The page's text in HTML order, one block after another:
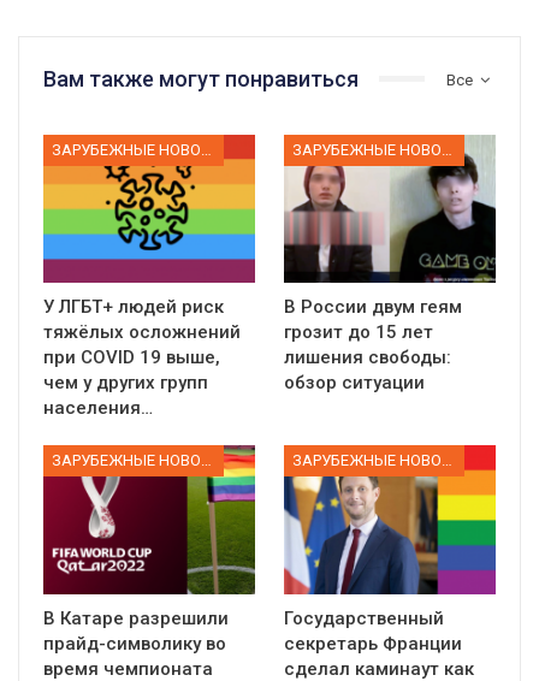
Все
Вам также могут понравиться
ЗАРУБЕЖНЫЕ НОВОСТИ
У ЛГБТ+ людей риск
тяжёлых осложнений
при COVID 19 выше,
чем у других групп
населения…
ЗАРУБЕЖНЫЕ НОВОСТИ
В России двум геям
грозит до 15 лет
лишения свободы:
обзор ситуации
ЗАРУБЕЖНЫЕ НОВОСТИ
В Катаре разрешили
прайд-символику во
время чемпионата
ЗАРУБЕЖНЫЕ НОВОСТИ
Государственный
секретарь Франции
сделал каминаут как